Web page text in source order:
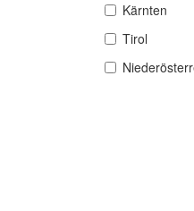
Kärnten
Tirol